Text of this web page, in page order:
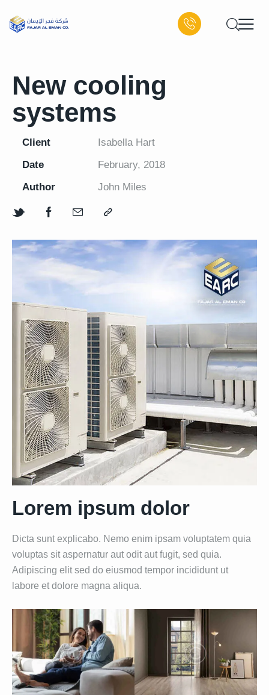
New cooling
systems
Lorem ipsum dolor
Dicta sunt explicabo. Nemo enim ipsam voluptatem quia
voluptas sit aspernatur aut odit aut fugit, sed quia.
Adipiscing elit sed do eiusmod tempor incididunt ut
labore et dolore magna aliqua.
Client
Isabella Hart
Date
February, 2018
Author
John Miles